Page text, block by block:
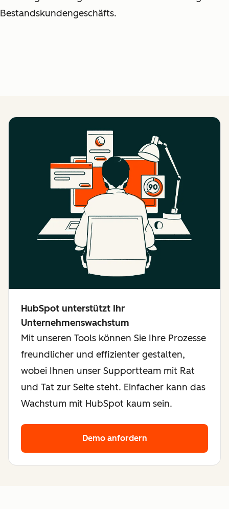
Bestandskundengeschäfts.
HubSpot unterstützt Ihr
Unternehmenswachstum
Mit unseren Tools können Sie Ihre Prozesse
freundlicher und effizienter gestalten,
wobei Ihnen unser Supportteam mit Rat
und Tat zur Seite steht. Einfacher kann das
Wachstum mit HubSpot kaum sein.
Demo anfordern